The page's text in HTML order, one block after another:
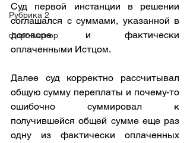
Рубрика 2
форс-мажор
Суд первой инстанции в решении
соглашался с суммами, указанной в
договоре и фактически
оплаченными Истцом.
Далее суд корректно рассчитывал
общую сумму переплаты и почему-то
ошибочно суммировал к
получившейся общей сумме еще раз
одну из фактически оплаченных